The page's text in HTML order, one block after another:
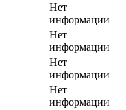
Нет
информации
Нет
информации
Нет
информации
Нет
информации